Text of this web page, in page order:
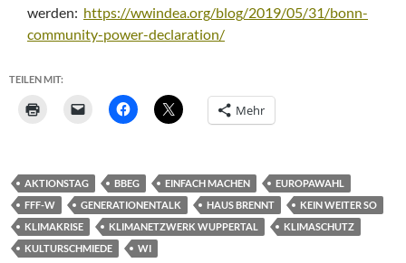
werden: https://wwindea.org/blog/2019/05/31/bonn-
community-power-declaration/
TEILEN MIT:
Mehr
AKTIONSTAG BBEG EINFACH MACHEN
EUROPAWAHL
FFF-W
GENERATIONENTALK HAUS BRENNT
KEIN WEITER SO
KLIMAKRISE
KLIMANETZWERK WUPPERTAL
KLIMASCHUTZ
KULTURSCHMIEDE
WI